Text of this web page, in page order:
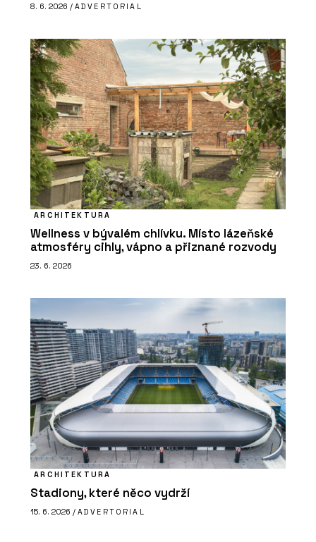
8. 6. 2026 / ADVERTORIAL
ARCHITEKTURA
Wellness v bývalém chlívku. Místo lázeňské
atmosféry cihly, vápno a přiznané rozvody
23. 6. 2026
ARCHITEKTURA
Stadiony, které něco vydrží
15. 6. 2026 / ADVERTORIAL